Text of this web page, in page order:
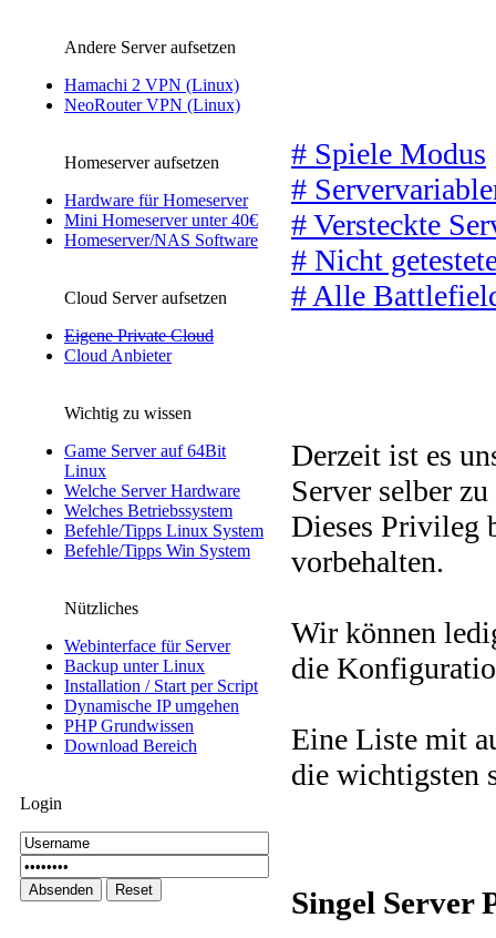
Andere Server aufsetzen
Hamachi 2 VPN (Linux)
NeoRouter VPN (Linux)
Homeserver aufsetzen
Hardware für Homeserver
Mini Homeserver unter 40€
Homeserver/NAS Software
Cloud Server aufsetzen
Eigene Private Cloud
Cloud Anbieter
Wichtig zu wissen
Game Server auf 64Bit
Linux
Welche Server Hardware
Welches Betriebssystem
Befehle/Tipps Linux System
Befehle/Tipps Win System
Nützliches
Webinterface für Server
Backup unter Linux
Installation / Start per Script
Dynamische IP umgehen
PHP Grundwissen
Download Bereich
Login
# Spiele Modus
#
# Versteckte
# Nicht
# Alle
Derzeit ist es
Server selber
Dieses Privileg
vorbehalten.
Wir können
die
Eine Liste mit
die wichtigsten
Singel Server